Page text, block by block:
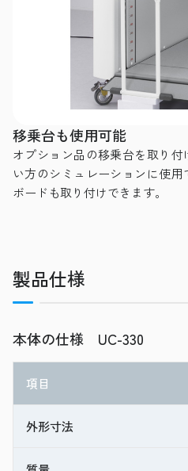
移乗台も使用可能
オプション品の移乗台を取り
い方のシミュレーションに使
ボードも取り付けできます。
製品仕様
本体の仕様 UC-330
項目
外形寸法